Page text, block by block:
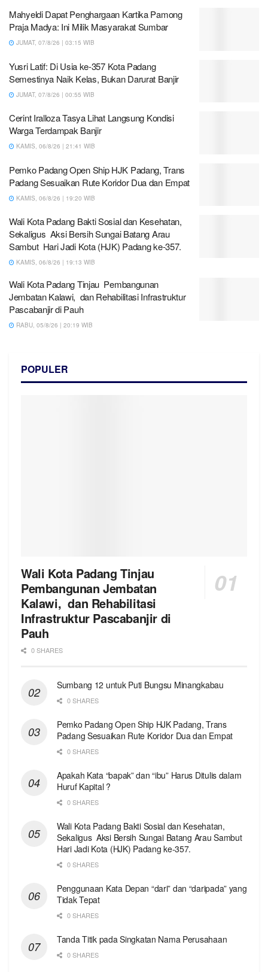
Mahyeldi Dapat Penghargaan Kartika Pamong
Praja Madya: Ini Milik Masyarakat Sumbar
JUMAT, 07/8/26 | 03:15 WIB
Yusri Latif: Di Usia ke-357 Kota Padang
Semestinya Naik Kelas, Bukan Darurat Banjir
JUMAT, 07/8/26 | 00:55 WIB
Cerint Iralloza Tasya Lihat Langsung Kondisi
Warga Terdampak Banjir
KAMIS, 06/8/26 | 21:41 WIB
Pemko Padang Open Ship HJK Padang, Trans
Padang Sesuaikan Rute Koridor Dua dan Empat
KAMIS, 06/8/26 | 19:20 WIB
Wali Kota Padang Bakti Sosial dan Kesehatan,
Sekaligus Aksi Bersih Sungai Batang Arau
Sambut Hari Jadi Kota (HJK) Padang ke-357.
KAMIS, 06/8/26 | 19:13 WIB
Wali Kota Padang Tinjau Pembangunan
Jembatan Kalawi, dan Rehabilitasi Infrastruktur
Pascabanjir di Pauh
RABU, 05/8/26 | 20:19 WIB
POPULER
Wali Kota Padang Tinjau
Pembangunan Jembatan
Kalawi, dan Rehabilitasi
Infrastruktur Pascabanjir di
Pauh
0 SHARES
Sumbang 12 untuk Puti Bungsu Minangkabau
0 SHARES
Pemko Padang Open Ship HJK Padang, Trans
Padang Sesuaikan Rute Koridor Dua dan Empat
0 SHARES
Apakah Kata “bapak” dan “ibu” Harus Ditulis dalam
Huruf Kapital ?
0 SHARES
Wali Kota Padang Bakti Sosial dan Kesehatan,
Sekaligus Aksi Bersih Sungai Batang Arau Sambut
Hari Jadi Kota (HJK) Padang ke-357.
0 SHARES
Penggunaan Kata Depan “dari” dan “daripada” yang
Tidak Tepat
0 SHARES
Tanda Titik pada Singkatan Nama Perusahaan
0 SHARES